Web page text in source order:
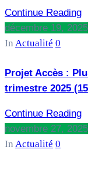
Continue Reading
décembre 19, 2025
In Actualité 0
Projet Accès :
trimestre 2025
Continue Reading
novembre 27, 2025
In Actualité 0